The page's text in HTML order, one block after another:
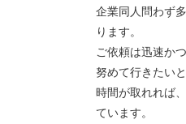
企業同人問わず
ります。
ご依頼は迅速か
努めて行きたい
時間が取れれば
ています。